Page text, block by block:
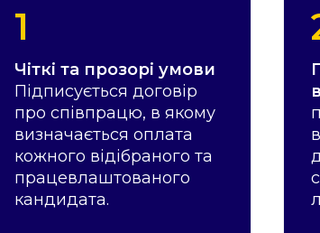
1
Чіткі та прозорі умови
Підписується договір
про співпрацю, в якому
визначається оплата
кожного відібраного та
працевлаштованого
кандидата.